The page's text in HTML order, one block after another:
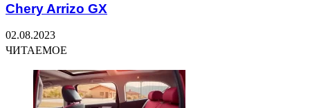
Chery Arrizo GX
02.08.2023
ЧИТАЕМОЕ